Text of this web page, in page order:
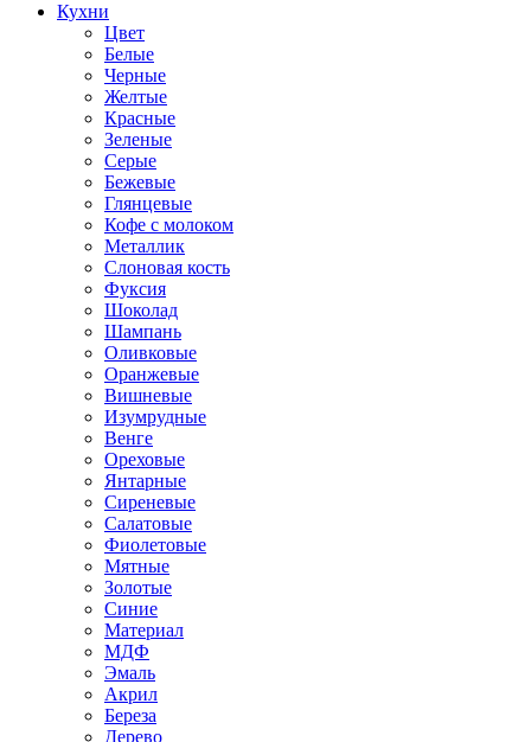
Кухни
Цвет
Белые
Черные
Желтые
Красные
Зеленые
Серые
Бежевые
Глянцевые
Кофе с молоком
Металлик
Слоновая кость
Фуксия
Шоколад
Шампань
Оливковые
Оранжевые
Вишневые
Изумрудные
Венге
Ореховые
Янтарные
Сиреневые
Салатовые
Фиолетовые
Мятные
Золотые
Синие
Материал
МДФ
Эмаль
Акрил
Береза
Дерево